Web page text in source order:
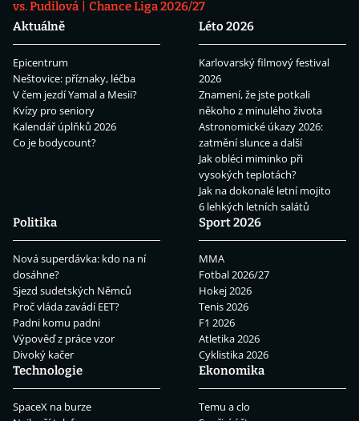
vs. Pudilová
Chance Liga 2026/27
Aktuálně
Epicentrum
Neštovice: příznaky, léčba
V čem jezdí Yamal a Mesii?
Kvízy pro seniory
Kalendář úplňků 2026
Co je bodycount?
Léto 2026
Karlovarský filmový festival
2026
Znamení, že jste potkali
někoho z minulého života
Astronomické úkazy 2026:
zatmění slunce a další
Jak obléci miminko při
vysokých teplotách?
Jak na dokonalé letní mojito
6 lehkých letních salátů
Politika
Nová superdávka: kdo na ní
dosáhne?
Sjezd sudetských Němců
Proč vláda zavádí EET?
Padni komu padni
Výpověď z práce vzor
Divoký kačer
Sport 2026
MMA
Fotbal 2026/27
Hokej 2026
Tenis 2026
F1 2026
Atletika 2026
Cyklistika 2026
Technologie
SpaceX na burze
Ekonomika
Temu a clo